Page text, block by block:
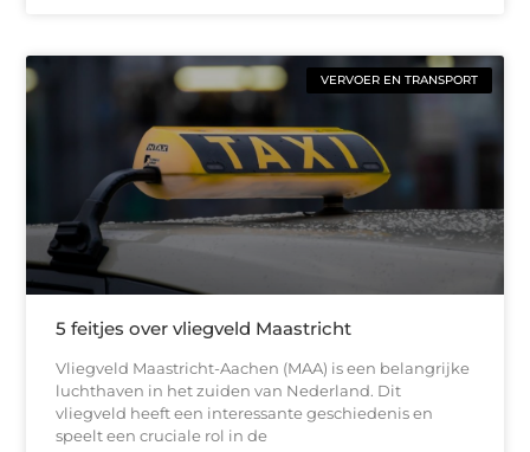
VERVOER EN TRANSPORT
5 feitjes over vliegveld Maastricht
Vliegveld Maastricht-Aachen (MAA) is een belangrijke
luchthaven in het zuiden van Nederland. Dit
vliegveld heeft een interessante geschiedenis en
speelt een cruciale rol in de